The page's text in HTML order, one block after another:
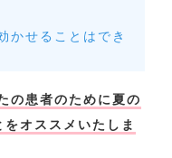
かせることはでき
の患者のために夏の
オススメいたしま